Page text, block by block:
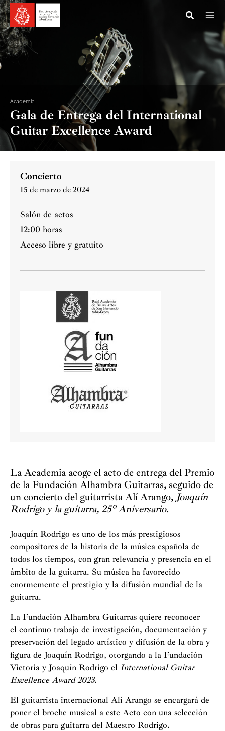
Ir
al
contenido
Academia
Gala de Entrega del International
Guitar Excellence Award
Concierto
15 de marzo de 2024
Salón de actos
12:00 horas
Acceso libre y gratuito
La Academia acoge el acto de entrega del Premio
de la Fundación Alhambra Guitarras, seguido de
un concierto del guitarrista Alí Arango,Joaquín
Rodrigo y la guitarra, 25º Aniversario.
Joaquín Rodrigo es uno de los más prestigiosos
compositores de la historia de la música española de
todos los tiempos, con gran relevancia y presencia en el
ámbito de la guitarra. Su música ha favorecido
enormemente el prestigio y la difusión mundial de la
guitarra.
La Fundación Alhambra Guitarras quiere reconocer
el continuo trabajo de investigación, documentación y
preservación del legado artístico y difusión de la obra y
figura de Joaquín Rodrigo, otorgando a la Fundación
Victoria y Joaquín Rodrigo el International Guitar
Excellence Award 2023.
El guitarrista internacional Alí Arango se encargará de
poner el broche musical a este Acto con una selección
de obras para guitarra del Maestro Rodrigo.